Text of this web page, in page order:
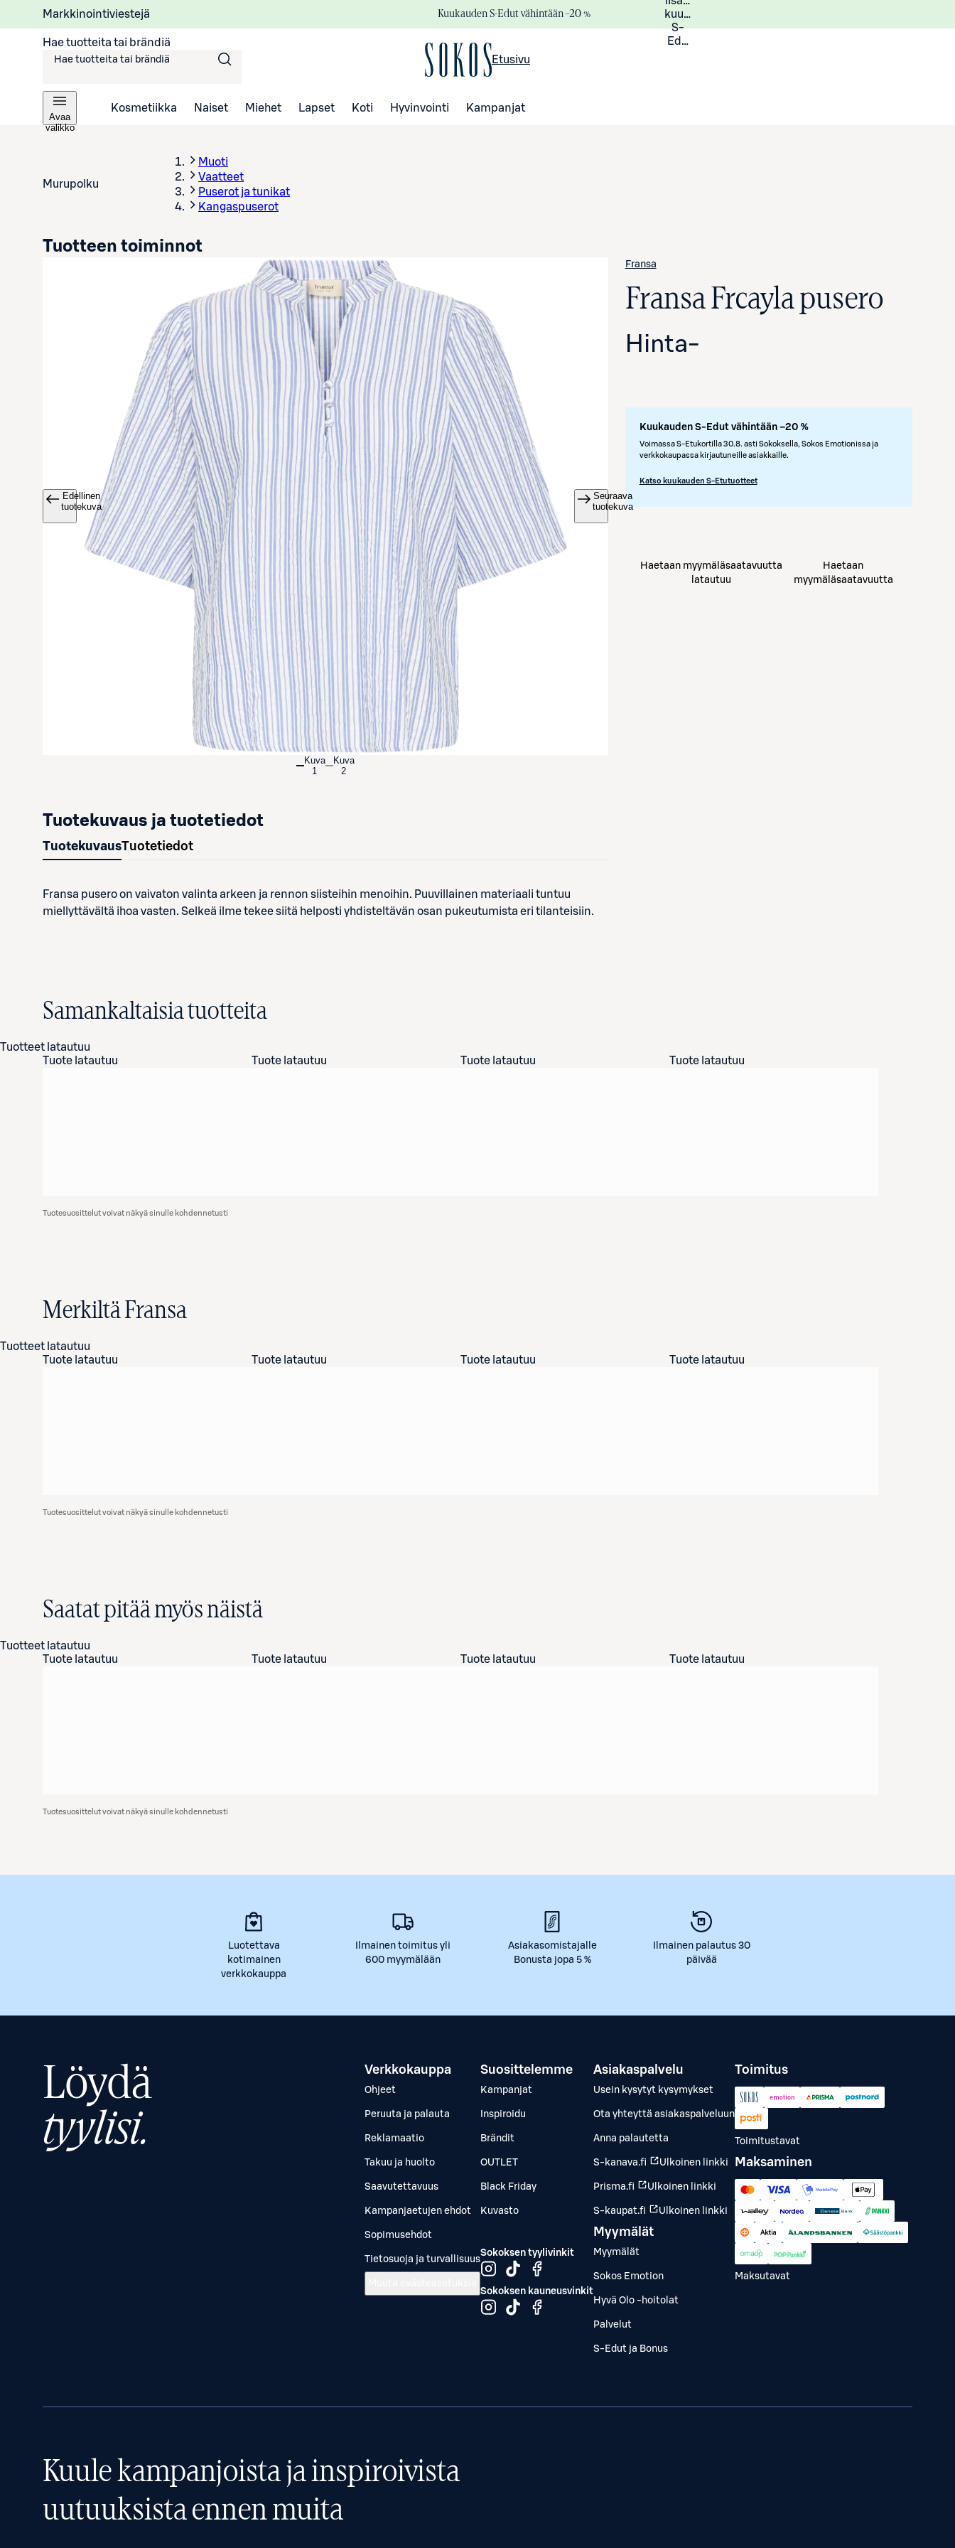
Markkinointiviestejä Kuukauden S-Edut vähintään –20 %
kuukauden
S-
Eduista
Hae tuotteita tai brändiä
Etusivu
Avaa
valikko
Kosmetiikka Naiset Miehet Lapset Koti Hyvinvointi Kampanjat
Murupolku
Muoti
Vaatteet
Puserot ja tunikat
Kangaspuserot
Avaa tuotekuva suurennettuna
Edellinen
tuotekuva
Seuraava
tuotekuva
Kuva
1
Kuva
2
Fransa
Fransa Frcayla pusero
Hinta-
Kuukauden S-Edut vähintään –20 %
Voimassa S-Etukortilla 30.8. asti Sokoksella, Sokos Emotionissa ja
verkkokaupassa kirjautuneille asiakkaille.
Katso kuukauden S-Etutuotteet
Tuotteen toiminnot
Haetaan myymäläsaatavuutta
latautuu
Haetaan
myymäläsaatavuutta
Tuotekuvaus ja tuotetiedot
TuotekuvausTuotetiedot
Fransa pusero on vaivaton valinta arkeen ja rennon siisteihin menoihin. Puuvillainen materiaali tuntuu
miellyttävältä ihoa vasten. Selkeä ilme tekee siitä helposti yhdisteltävän osan pukeutumista eri tilanteisiin.
Samankaltaisia tuotteita
Tuotteet latautuu
Tuote latautuu
Tuote latautuu Tuote latautuu Tuote latautuu
Tuotesuosittelut voivat näkyä sinulle kohdennetusti
Merkiltä Fransa
Tuotteet latautuu
Tuote latautuu
Tuote latautuu Tuote latautuu Tuote latautuu
Tuotesuosittelut voivat näkyä sinulle kohdennetusti
Saatat pitää myös näistä
Tuotteet latautuu
Tuote latautuu
Tuote latautuu Tuote latautuu Tuote latautuu
Tuotesuosittelut voivat näkyä sinulle kohdennetusti
Luotettava
kotimainen
verkkokauppa
Ilmainen toimitus yli
600 myymälään
Asiakasomistajalle
Bonusta jopa 5 %
Ilmainen palautus 30
päivää
Löydä
tyylisi.
Verkkokauppa
Ohjeet
Peruuta ja palauta
Reklamaatio
Takuu ja huolto
Saavutettavuus
Kampanjaetujen ehdot
Sopimusehdot
Tietosuoja ja turvallisuus
Suosittelemme
Kampanjat
Inspiroidu
Brändit
OUTLET
Black Friday
Kuvasto
Sokoksen tyylivinkit
Sokoksen kauneusvinkit
Asiakaspalvelu
Usein kysytyt kysymykset
Ota yhteyttä asiakaspalveluun
Anna palautetta
S-kanava.fi Ulkoinen linkki
Prisma.fi Ulkoinen linkki
S-kaupat.fi Ulkoinen linkki
Myymälät
Myymälät
Sokos Emotion
Hyvä Olo -hoitolat
Palvelut
S-Edut ja Bonus
Toimitus
Toimitustavat
Maksaminen
Maksutavat
Kuule kampanjoista ja inspiroivista
uutuuksista ennen muita